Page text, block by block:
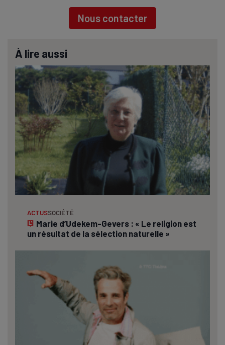
Nous contacter
À lire aussi
ACTUSSOCIÉTÉ
Marie d’Udekem-Gevers : « Le religion est
un résultat de la sélection naturelle »